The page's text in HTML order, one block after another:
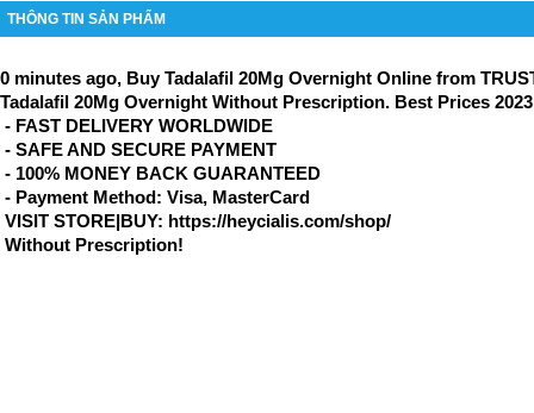
THÔNG TIN SẢN PHẨM
0 minutes ago, Buy Tadalafil 20Mg Overnight Online from
Tadalafil 20Mg Overnight Without Prescription. Best Prices 2023
- FAST DELIVERY WORLDWIDE
- SAFE AND SECURE PAYMENT
- 100% MONEY BACK GUARANTEED
- Payment Method: Visa, MasterCard
VISIT STORE|BUY: https://heycialis.com/shop/
Without Prescription!